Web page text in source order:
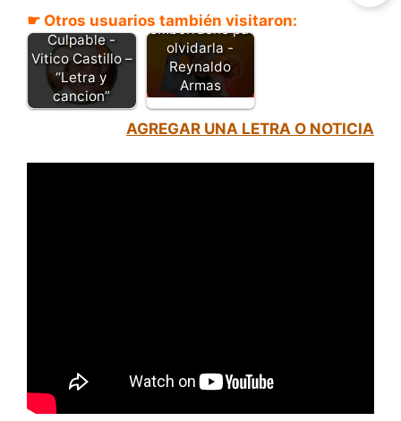
☛ Otros usuarios también visitaron:
Tu Eres
Culpable -
Vitico Castillo –
“Letra y
cancion”
Me
emborrache pa'
olvidarla -
Reynaldo
Armas
AGREGAR UNA LETRA O NOTICIA